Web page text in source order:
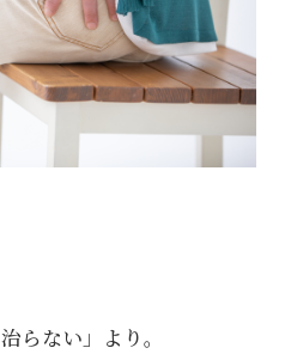
らない」より。